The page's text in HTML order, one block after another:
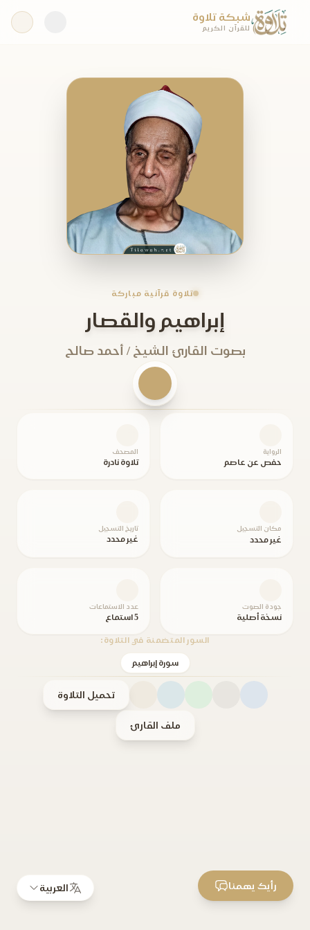
شبكة تلاوة
للقرآن الكريم
تلاوة قرآنية مباركة
إبراهيم والقصار
بصوت القارئ الشيخ / أحمد صالح
الرواية
حفص عن عاصم
المصحف
تلاوة نادرة
مكان التسجيل
غير محدد
تاريخ التسجيل
غير محدد
جودة الصوت
نسخة أصلية
عدد الاستماعات
5 استماع
السور المتضمنة في التلاوة:
سورة إبراهيم
تحميل التلاوة
ملف القارئ
العربية رأيك يهمنا